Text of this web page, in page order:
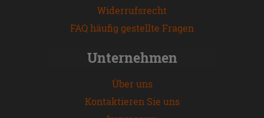
Widerrufsrecht
FAQ häufig gestellte Fragen
Unternehmen
Über uns
Kontaktieren Sie uns